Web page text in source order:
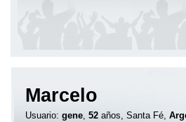
Marcelo
Usuario: gene, 52 años, Santa Fé,